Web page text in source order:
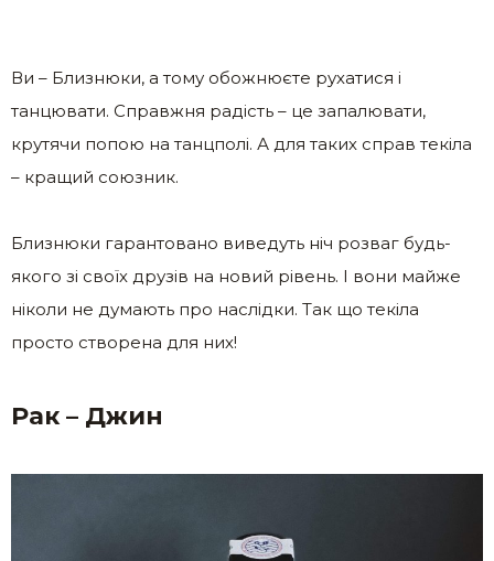
Ви – Близнюки, а тому обожнюєте рухатися і
танцювати. Справжня радість – це запалювати,
крутячи попою на танцполі. А для таких справ текіла
– кращий союзник.
Близнюки гарантовано виведуть ніч розваг будь-
якого зі своїх друзів на новий рівень. І вони майже
ніколи не думають про наслідки. Так що текіла
просто створена для них!
Рак – Джин